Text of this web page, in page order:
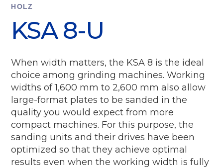
HOLZ
KSA 8-U
When width matters, the KSA 8 is the ideal
choice among grinding machines. Working
widths of 1,600 mm to 2,600 mm also allow
large-format plates to be sanded in the
quality you would expect from more
compact machines. For this purpose, the
sanding units and their drives have been
optimized so that they achieve optimal
results even when the working width is fully